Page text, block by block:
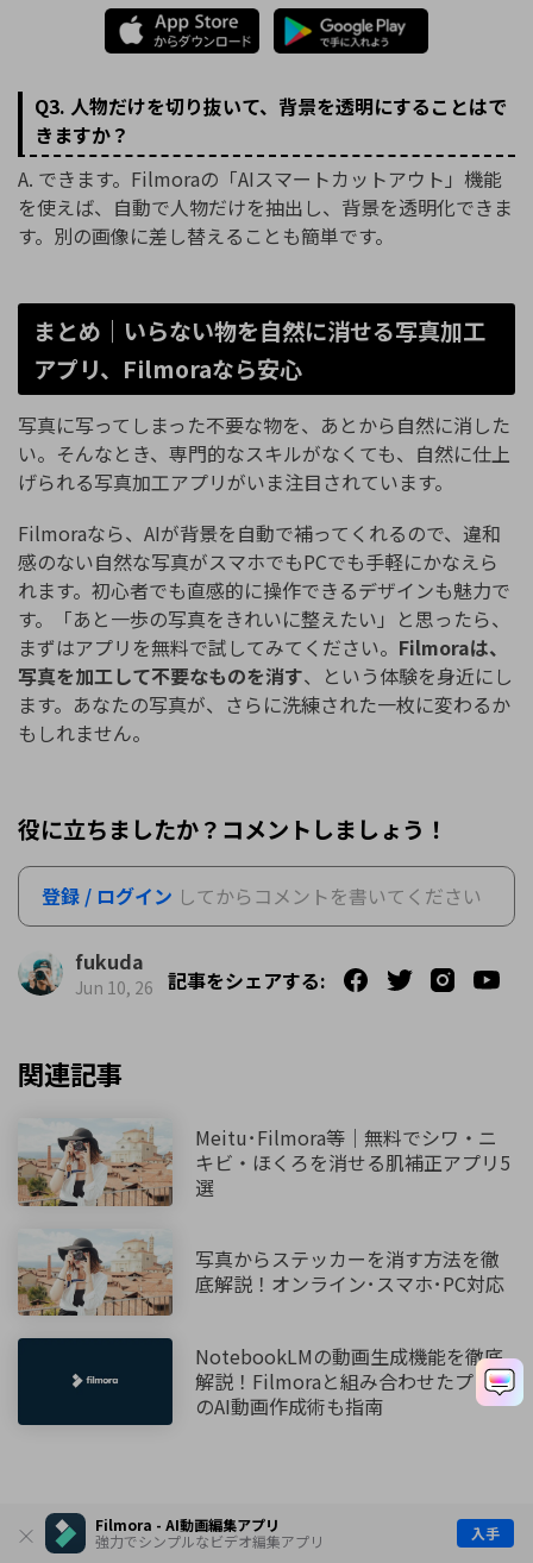
Filmora - AI動画編集アプリ
強力でシンプルなビデオ編集アプリ
入手
Q3. 人物だけを切り抜いて、背景を透明にすることはで
きますか？
A. できます。Filmoraの「AIスマートカットアウト」機能
を使えば、自動で人物だけを抽出し、背景を透明化できま
す。別の画像に差し替えることも簡単です。
まとめ｜いらない物を自然に消せる写真加工
アプリ、Filmoraなら安心
写真に写ってしまった不要な物を、あとから自然に消した
い。そんなとき、専門的なスキルがなくても、自然に仕上
げられる写真加工アプリがいま注目されています。
Filmoraなら、AIが背景を自動で補ってくれるので、違和
感のない自然な写真がスマホでもPCでも手軽にかなえら
れます。初心者でも直感的に操作できるデザインも魅力で
す。「あと一歩の写真をきれいに整えたい」と思ったら、
まずはアプリを無料で試してみてください。 Filmoraは、
写真を加工して不要なものを消す、という体験を身近にし
ます。あなたの写真が、さらに洗練された一枚に変わるか
もしれません。
役に立ちましたか？コメントしましょう！
登録 / ログイン してからコメントを書いてください
fukuda
Jun 10, 26 記事をシェアする:
関連記事
Meitu･Filmora等｜無料でシワ・ニ
キビ・ほくろを消せる肌補正アプリ5
選
写真からステッカーを消す方法を徹
底解説！オンライン･スマホ･PC対応
NotebookLMの動画生成機能を徹底
解説！Filmoraと組み合わせたプロ級
のAI動画作成術も指南